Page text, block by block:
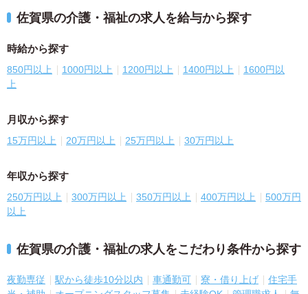
佐賀県の介護・福祉の求人を給与から探す
時給から探す
850円以上 1000円以上 1200円以上 1400円以上
1600円以
上
月収から探す
15万円以上 20万円以上 25万円以上 30万円以上
年収から探す
250万円以上 300万円以上 350万円以上 400万円以上
500万円
以上
佐賀県の介護・福祉の求人をこだわり条件から探す
夜勤専従 駅から徒歩10分以内 車通勤可 寮・借り上げ
住宅手